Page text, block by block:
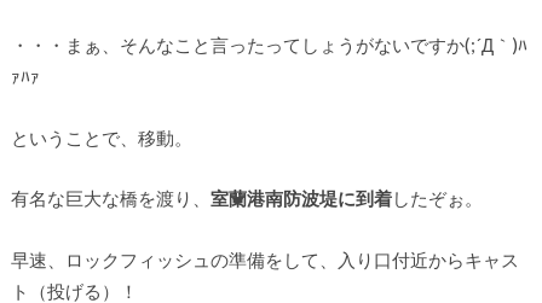
・・・まぁ、そんなこと言ったってしょうがないですか(;´Д｀)ﾊ
ｧﾊｧ
ということで、移動。
有名な巨大な橋を渡り、 室蘭港南防波堤に到着したぞぉ。
早速、ロックフィッシュの準備をして、入り口付近からキャス
ト（投げる）！